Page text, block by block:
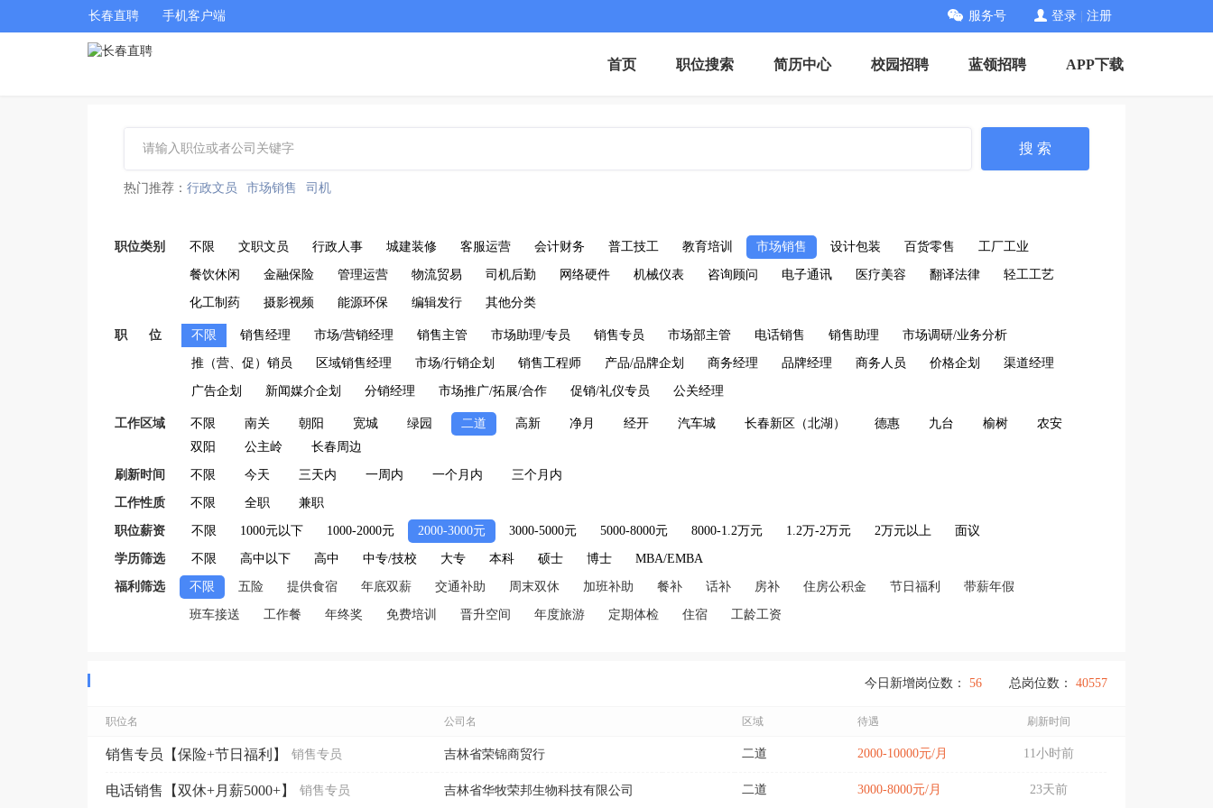
长春直聘 手机客户端 服务号 登录 注册
首页 职位搜索 简历中心 校园招聘 蓝领招聘 APP下载
搜 索
热门推荐： 行政文员 市场销售 司机
职位类别 不限 文职文员 行政人事 城建装修 客服运营 会计财务 普工技工 教育培训 市场销售 设计包装 百货零售 工厂工业
餐饮休闲 金融保险 管理运营 物流贸易 司机后勤 网络硬件 机械仪表 咨询顾问 电子通讯 医疗美容 翻译法律 轻工工艺
化工制药 摄影视频 能源环保 编辑发行 其他分类
职 位 不限 销售经理 市场/营销经理 销售主管 市场助理/专员 销售专员 市场部主管 电话销售 销售助理 市场调研/业务分析
推（营、促）销员 区域销售经理 市场/行销企划 销售工程师 产品/品牌企划 商务经理 品牌经理 商务人员 价格企划 渠道经理
广告企划 新闻媒介企划 分销经理 市场推广/拓展/合作 促销/礼仪专员 公关经理
工作区域 不限 南关 朝阳 宽城 绿园 二道 高新 净月 经开 汽车城 长春新区（北湖） 德惠 九台 榆树
农安
双阳
公主岭 长春周边
刷新时间 不限 今天 三天内 一周内 一个月内 三个月内
工作性质 不限 全职 兼职
职位薪资 不限 1000元以下 1000-2000元 2000-3000元 3000-5000元 5000-8000元 8000-1.2万元 1.2万-2万元 2万元以上 面议
学历筛选 不限 高中以下 高中 中专/技校 大专 本科 硕士 博士 MBA/EMBA
福利筛选 不限 五险 提供食宿 年底双薪 交通补助 周末双休 加班补助 餐补 话补 房补 住房公积金 节日福利 带薪年假
班车接送 工作餐 年终奖 免费培训 晋升空间 年度旅游 定期体检 住宿 工龄工资
总岗位数： 40557
今日新增岗位数： 56
职位名 公司名 区域 待遇 刷新时间
销售专员【保险+节日福利】 销售专员 吉林省荣锦商贸行 二道 2000-10000元/月 11小时前
电话销售【双休+月薪5000+】 销售专员 吉林省华牧荣邦生物科技有限公司 二道 3000-8000元/月 23天前